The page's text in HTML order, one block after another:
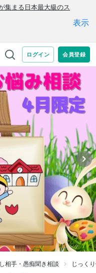
相手・愚痴聞き相談 じっく